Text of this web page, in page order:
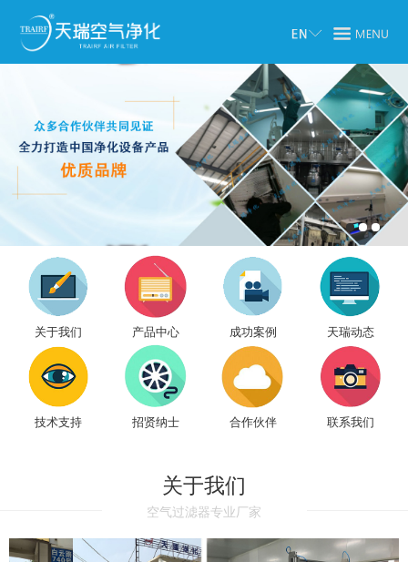
关于我们 产品中心 成功案例 天瑞动态
技术支持 招贤纳士 合作伙伴 联系我们
关于我们
空气过滤器专业厂家